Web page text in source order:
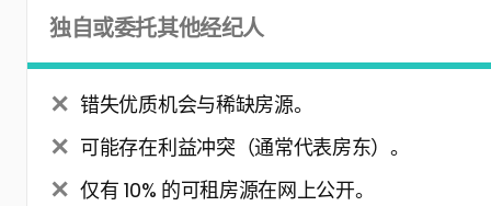
独自或委托其他经纪人
错失优质机会与稀缺房源。
可能存在利益冲突（通常代表房东）。
仅有 10% 的可租房源在网上公开。